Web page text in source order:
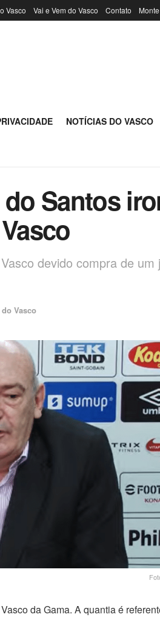
Vasco Vai e Vem do Vasco Contato
NOTÍCIAS DO VASCO
Santos
devido compra de um
Vasco
da Gama. A quantia é